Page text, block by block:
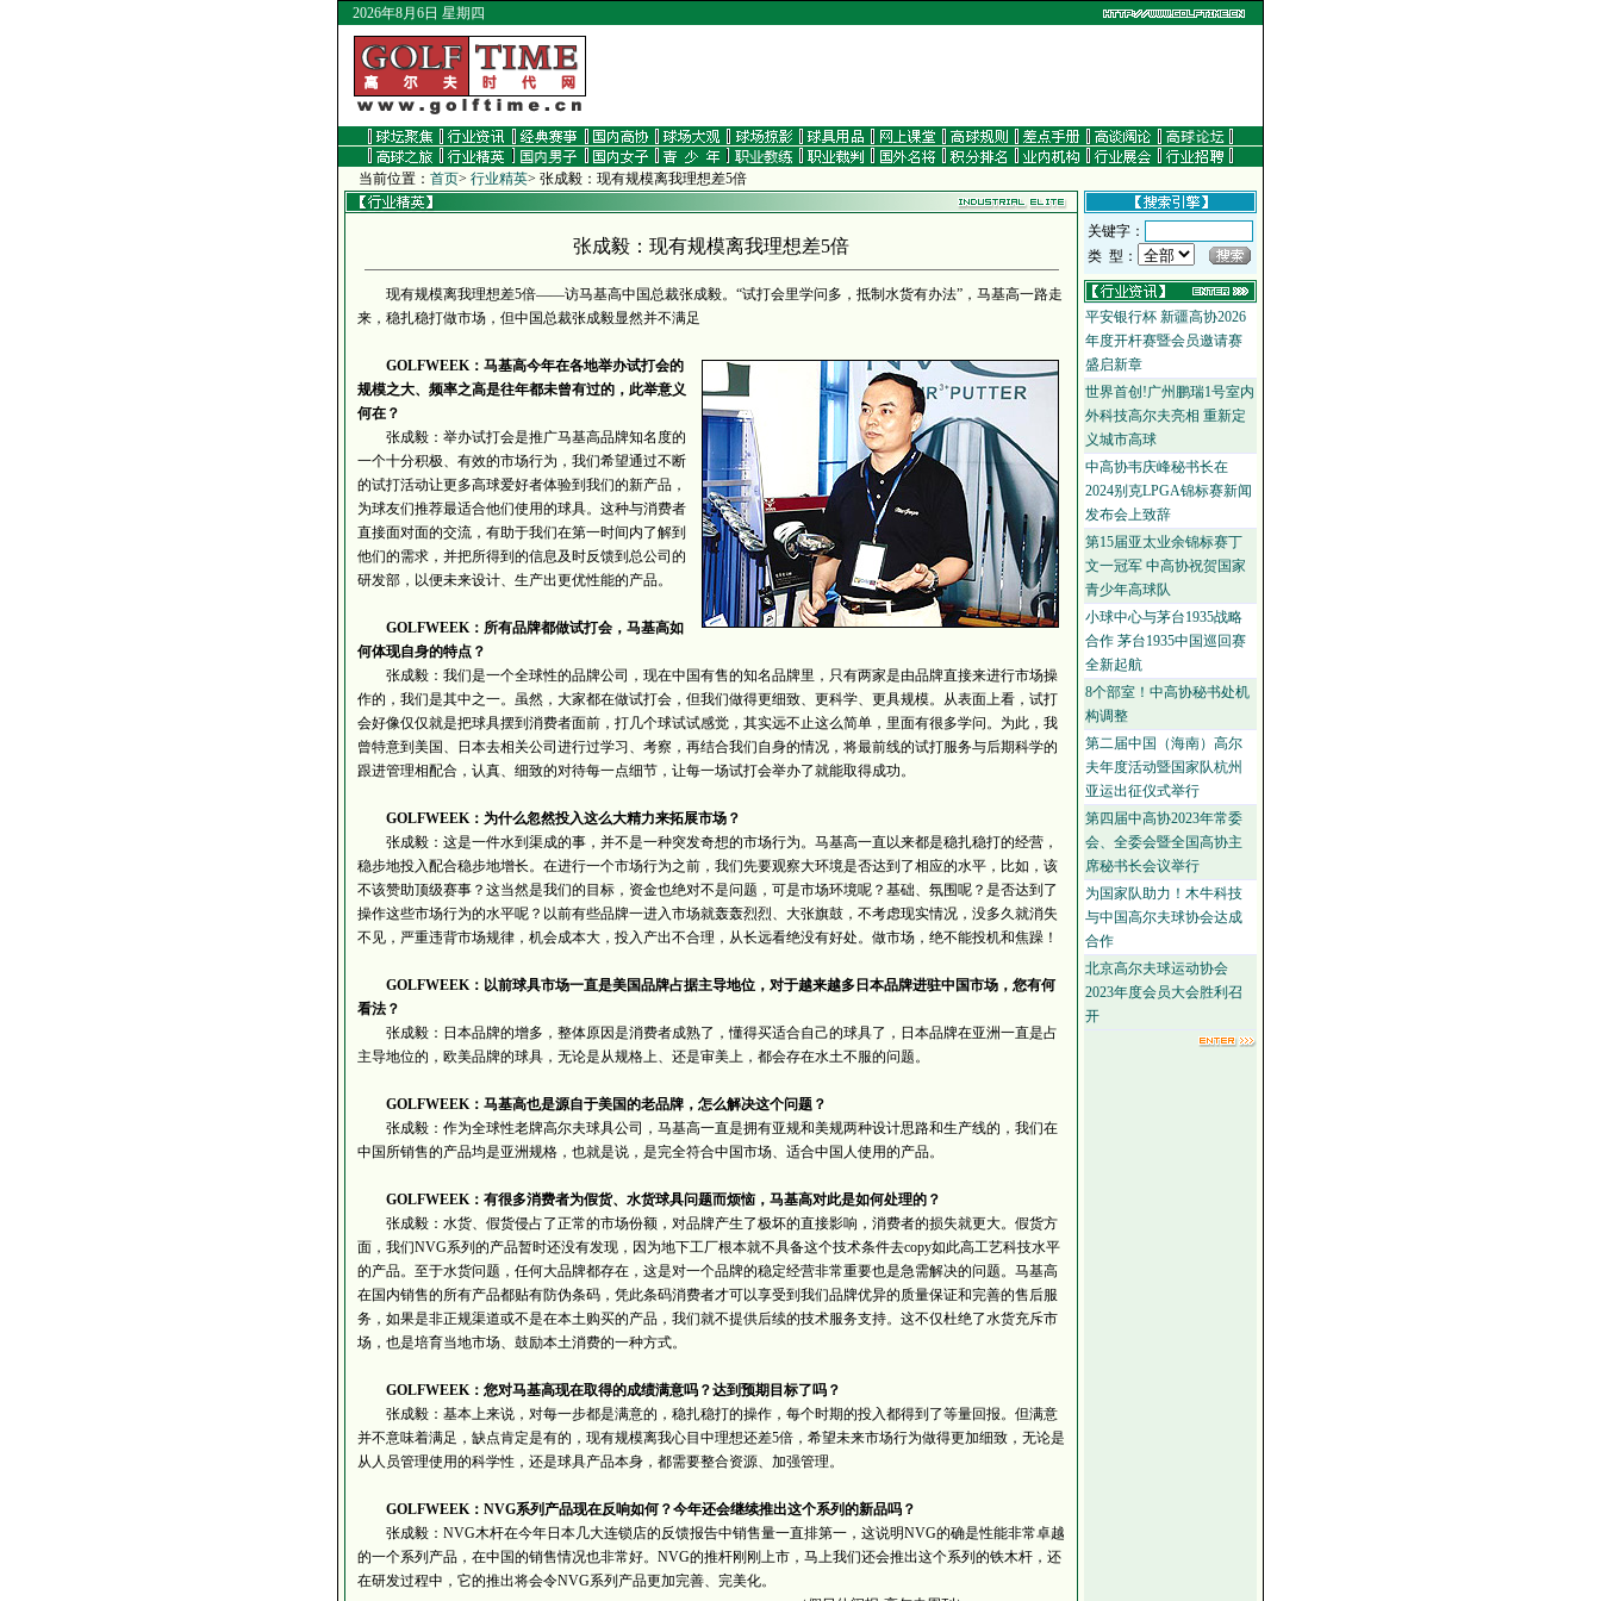
2026年8月6日 星期四
当前位置： 首页> 行业精英> 张成毅：现有规模离我理想差5倍
张成毅：现有规模离我理想差5倍
现有规模离我理想差5倍——访马基高中国总裁张成毅。“试打会里学问多，抵制水货有办法”，马基高一路走
来，稳扎稳打做市场，但中国总裁张成毅显然并不满足
GOLFWEEK：马基高今年在各地举办试打会的
规模之大、频率之高是往年都未曾有过的，此举意义
何在？
张成毅：举办试打会是推广马基高品牌知名度的
一个十分积极、有效的市场行为，我们希望通过不断
的试打活动让更多高球爱好者体验到我们的新产品，
为球友们推荐最适合他们使用的球具。这种与消费者
直接面对面的交流，有助于我们在第一时间内了解到
他们的需求，并把所得到的信息及时反馈到总公司的
研发部，以便未来设计、生产出更优性能的产品。
GOLFWEEK：所有品牌都做试打会，马基高如
何体现自身的特点？
张成毅：我们是一个全球性的品牌公司，现在中国有售的知名品牌里，只有两家是由品牌直接来进行市场操
作的，我们是其中之一。虽然，大家都在做试打会，但我们做得更细致、更科学、更具规模。从表面上看，试打
会好像仅仅就是把球具摆到消费者面前，打几个球试试感觉，其实远不止这么简单，里面有很多学问。为此，我
曾特意到美国、日本去相关公司进行过学习、考察，再结合我们自身的情况，将最前线的试打服务与后期科学的
跟进管理相配合，认真、细致的对待每一点细节，让每一场试打会举办了就能取得成功。
GOLFWEEK：为什么忽然投入这么大精力来拓展市场？
张成毅：这是一件水到渠成的事，并不是一种突发奇想的市场行为。马基高一直以来都是稳扎稳打的经营，
稳步地投入配合稳步地增长。在进行一个市场行为之前，我们先要观察大环境是否达到了相应的水平，比如，该
不该赞助顶级赛事？这当然是我们的目标，资金也绝对不是问题，可是市场环境呢？基础、氛围呢？是否达到了
操作这些市场行为的水平呢？以前有些品牌一进入市场就轰轰烈烈、大张旗鼓，不考虑现实情况，没多久就消失
不见，严重违背市场规律，机会成本大，投入产出不合理，从长远看绝没有好处。做市场，绝不能投机和焦躁！
GOLFWEEK：以前球具市场一直是美国品牌占据主导地位，对于越来越多日本品牌进驻中国市场，您有何
看法？
张成毅：日本品牌的增多，整体原因是消费者成熟了，懂得买适合自己的球具了，日本品牌在亚洲一直是占
主导地位的，欧美品牌的球具，无论是从规格上、还是审美上，都会存在水土不服的问题。
GOLFWEEK：马基高也是源自于美国的老品牌，怎么解决这个问题？
张成毅：作为全球性老牌高尔夫球具公司，马基高一直是拥有亚规和美规两种设计思路和生产线的，我们在
中国所销售的产品均是亚洲规格，也就是说，是完全符合中国市场、适合中国人使用的产品。
GOLFWEEK：有很多消费者为假货、水货球具问题而烦恼，马基高对此是如何处理的？
张成毅：水货、假货侵占了正常的市场份额，对品牌产生了极坏的直接影响，消费者的损失就更大。假货方
面，我们NVG系列的产品暂时还没有发现，因为地下工厂根本就不具备这个技术条件去copy如此高工艺科技水平
的产品。至于水货问题，任何大品牌都存在，这是对一个品牌的稳定经营非常重要也是急需解决的问题。马基高
在国内销售的所有产品都贴有防伪条码，凭此条码消费者才可以享受到我们品牌优异的质量保证和完善的售后服
务，如果是非正规渠道或不是在本土购买的产品，我们就不提供后续的技术服务支持。这不仅杜绝了水货充斥市
场，也是培育当地市场、鼓励本土消费的一种方式。
GOLFWEEK：您对马基高现在取得的成绩满意吗？达到预期目标了吗？
张成毅：基本上来说，对每一步都是满意的，稳扎稳打的操作，每个时期的投入都得到了等量回报。但满意
并不意味着满足，缺点肯定是有的，现有规模离我心目中理想还差5倍，希望未来市场行为做得更加细致，无论是
从人员管理使用的科学性，还是球具产品本身，都需要整合资源、加强管理。
GOLFWEEK：NVG系列产品现在反响如何？今年还会继续推出这个系列的新品吗？
张成毅：NVG木杆在今年日本几大连锁店的反馈报告中销售量一直排第一，这说明NVG的确是性能非常卓越
的一个系列产品，在中国的销售情况也非常好。NVG的推杆刚刚上市，马上我们还会推出这个系列的铁木杆，还
在研发过程中，它的推出将会令NVG系列产品更加完善、完美化。
关键字：
类 型：
平安银行杯 新疆高协2026
年度开杆赛暨会员邀请赛
盛启新章
世界首创!广州鹏瑞1号室内
外科技高尔夫亮相 重新定
义城市高球
中高协韦庆峰秘书长在
2024别克LPGA锦标赛新闻
发布会上致辞
第15届亚太业余锦标赛丁
文一冠军 中高协祝贺国家
青少年高球队
小球中心与茅台1935战略
合作 茅台1935中国巡回赛
全新起航
8个部室！中高协秘书处机
构调整
第二届中国（海南）高尔
夫年度活动暨国家队杭州
亚运出征仪式举行
第四届中高协2023年常委
会、全委会暨全国高协主
席秘书长会议举行
为国家队助力！木牛科技
与中国高尔夫球协会达成
合作
北京高尔夫球运动协会
2023年度会员大会胜利召
开